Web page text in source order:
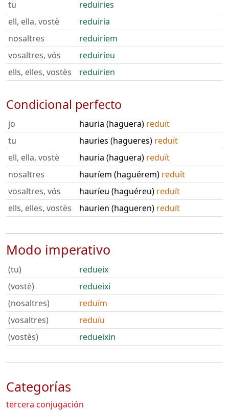
tu
reduiries
ell, ella, vostè
reduiria
nosaltres
reduiríem
vosaltres, vós
reduiríeu
ells, elles, vostès
reduirien
Condicional perfecto
jo hauria (haguera) reduït
tu
hauries (hagueres) reduït
ell, ella, vostè
hauria (haguera) reduït
nosaltres
hauríem (haguérem) reduït
vosaltres, vós
hauríeu (haguéreu) reduït
ells, elles, vostès
haurien (hagueren) reduït
Modo imperativo
(tu)
redueix
(vostè)
redueixi
(nosaltres)
reduïm
(vosaltres)
reduïu
(vostès)
redueixin
Categorías
tercera conjugación